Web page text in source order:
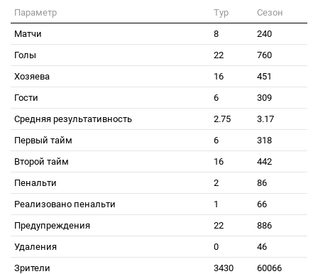
Параметр Тур
Сезон
Матчи
8
240
Голы
22
760
Хозяева
16
451
Гости
6
309
Средняя результативность
2.75
3.17
Первый тайм
6
318
Второй тайм
16
442
Пенальти
2
86
Реализовано пенальти
1
66
Предупреждения
22
886
Удаления
0
46
Зрители
3430
60066